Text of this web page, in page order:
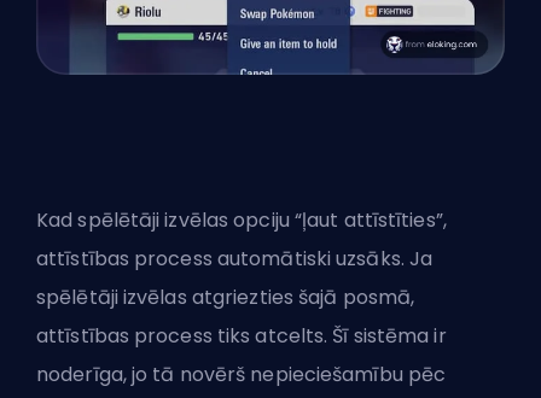
Kad spēlētāji izvēlas opciju “ļaut attīstīties”,
attīstības process automātiski uzsāks. Ja
spēlētāji izvēlas atgriezties šajā posmā,
attīstības process tiks atcelts. Šī sistēma ir
noderīga, jo tā novērš nepieciešamību pēc